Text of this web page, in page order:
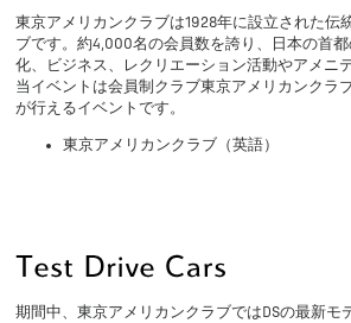
東京アメリカンクラブは1928年に設立された伝
ブです。約4,000名の会員数を誇り、日本の首
化、ビジネス、レクリエーション活動やアメニ
当イベントは会員制クラブ東京アメリカンクラ
が行えるイベントです。
東京アメリカンクラブ（英語）
期間中、東京アメリカンクラブではDSの最新モデ